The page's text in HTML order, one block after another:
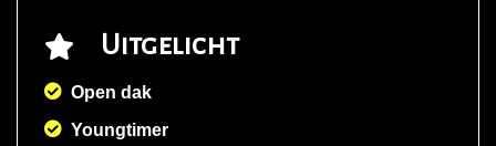
Uitgelicht
Open dak
Youngtimer